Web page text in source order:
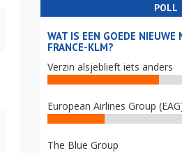
POLL
WAT IS EEN GOEDE NIEUWE
FRANCE-KLM?
Verzin alsjeblieft iets anders
European Airlines Group
The Blue Group